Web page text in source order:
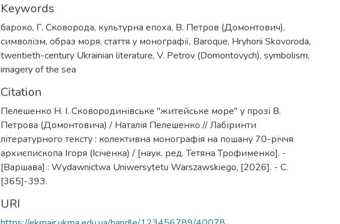
Keywords
бароко, Г. Сковорода, культурна епоха, В. Петров (Домонтович),
символізм, образ моря, стаття у монографії, Baroque, Hryhorii Skovoroda,
twentieth-century Ukrainian literature, V. Petrov (Domontovych), symbolism,
imagery of the sea
Citation
Пелешенко Н. І. Сковородинівське "житейське море" у прозі В.
Петрова (Домонтовича) / Наталія Пелешенко // Лабіринти
літературного тексту : колективна монографія на пошану 70-річчя
архиєпископа Ігоря (Ісіченка) / [наук. ред. Тетяна Трофименко]. -
[Варшава] : Wydawnictwa Uniwersytetu Warszawskiego, [2026]. - С.
[365]-393.
URI